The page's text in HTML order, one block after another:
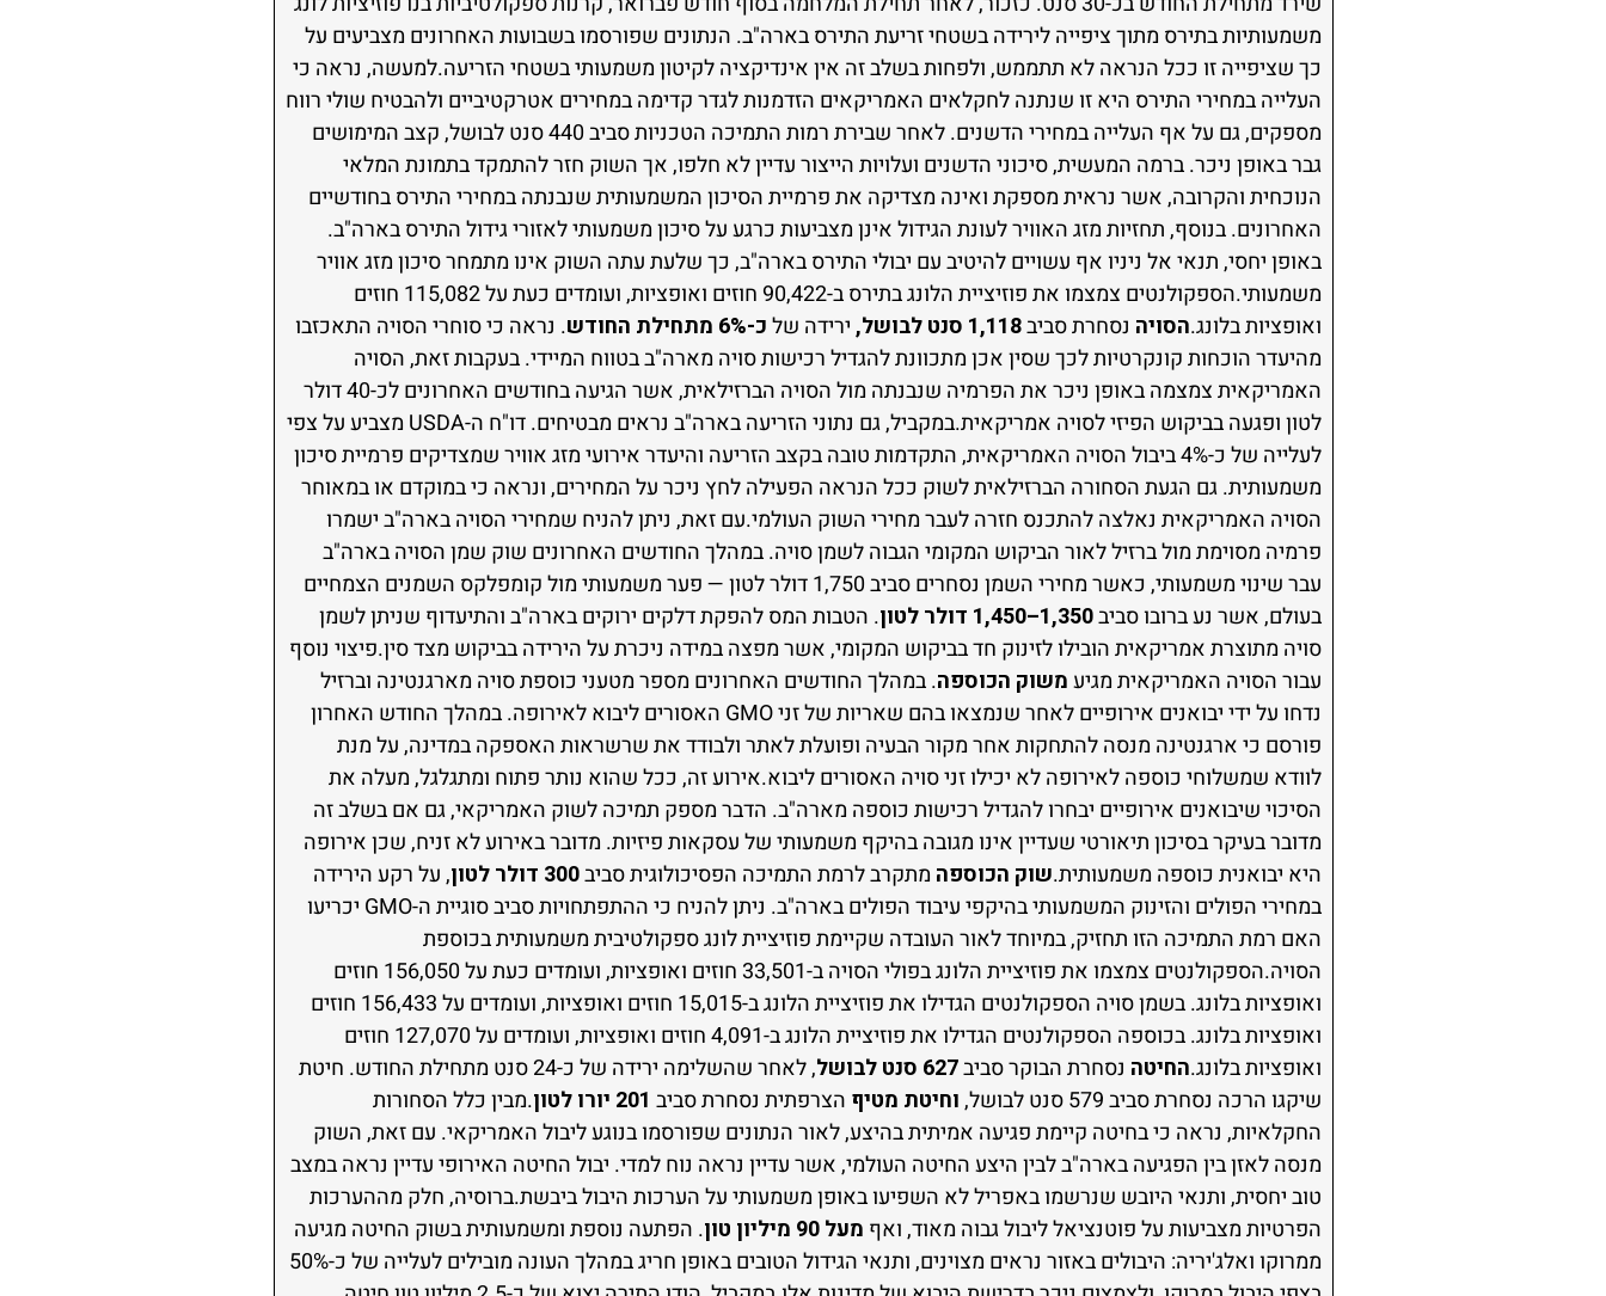
משמעותיות בתירס מתוך ציפייה לירידה בשטחי זריעת התירס בארה"ב. הנתונים שפורסמו בשבועות האחרונים מצביעים על
כך שציפייה זו ככל הנראה לא תתממש, ולפחות בשלב זה אין אינדיקציה לקיטון משמעותי בשטחי הזריעה.למעשה, נראה כי
העלייה במחירי התירס היא זו שנתנה לחקלאים האמריקאים הזדמנות לגדר קדימה במחירים אטרקטיביים ולהבטיח שולי רווח
מספקים, גם על אף העלייה במחירי הדשנים. לאחר שבירת רמות התמיכה הטכניות סביב 440 סנט לבושל, קצב המימושים
גבר באופן ניכר. ברמה המעשית, סיכוני הדשנים ועלויות הייצור עדיין לא חלפו, אך השוק חזר להתמקד בתמונת המלאי
הנוכחית והקרובה, אשר נראית מספקת ואינה מצדיקה את פרמיית הסיכון המשמעותית שנבנתה במחירי התירס בחודשיים
האחרונים. בנוסף, תחזיות מזג האוויר לעונת הגידול אינן מצביעות כרגע על סיכון משמעותי לאזורי גידול התירס בארה"ב.
באופן יחסי, תנאי אל ניניו אף עשויים להיטיב עם יבולי התירס בארה"ב, כך שלעת עתה השוק אינו מתמחר סיכון מזג אוויר
משמעותי.הספקולנטים צמצמו את פוזיציית הלונג בתירס ב-90,422 חוזים ואופציות, ועומדים כעת על 115,082 חוזים
ואופציות בלונג.הסויה נסחרת סביב1,118 סנט לבושל, ירידה שלכ-6% מתחילת החודש
. נראה כי סוחרי הסויה התאכזבו
מהיעדר הוכחות קונקרטיות לכך שסין אכן מתכוונת להגדיל רכישות סויה מארה"ב בטווח המיידי. בעקבות זאת, הסויה
האמריקאית צמצמה באופן ניכר את הפרמיה שנבנתה מול הסויה הברזילאית, אשר הגיעה בחודשים האחרונים לכ-40 דולר
לטון ופגעה בביקוש הפיזי לסויה אמריקאית.במקביל, גם נתוני הזריעה בארה"ב נראים מבטיחים. דו"ח ה-USDA מצביע על צפי
לעלייה של כ-4% ביבול הסויה האמריקאית, התקדמות טובה בקצב הזריעה והיעדר אירועי מזג אוויר שמצדיקים פרמיית סיכון
משמעותית. גם הגעת הסחורה הברזילאית לשוק ככל הנראה הפעילה לחץ ניכר על המחירים, ונראה כי במוקדם או במאוחר
הסויה האמריקאית נאלצה להתכנס חזרה לעבר מחירי השוק העולמי.עם זאת, ניתן להניח שמחירי הסויה בארה"ב ישמרו
פרמיה מסוימת מול ברזיל לאור הביקוש המקומי הגבוה לשמן סויה. במהלך החודשים האחרונים שוק שמן הסויה בארה"ב
עבר שינוי משמעותי, כאשר מחירי השמן נסחרים סביב 1,750 דולר לטון — פער משמעותי מול קומפלקס השמנים הצמחיים
בעולם, אשר נע ברובו סביב1,350–1,450 דולר לטון
. הטבות המס להפקת דלקים ירוקים בארה"ב והתיעדוף שניתן לשמן
סויה מתוצרת אמריקאית הובילו לזינוק חד בביקוש המקומי, אשר מפצה במידה ניכרת על הירידה בביקוש מצד סין.פיצוי נוסף
עבור הסויה האמריקאית מגיעמשוק הכוספה. במהלך החודשים האחרונים מספר מטעני כוספת סויה מארגנטינה וברזיל
נדחו על ידי יבואנים אירופיים לאחר שנמצאו בהם שאריות של זני GMO האסורים ליבוא לאירופה. במהלך החודש האחרון
פורסם כי ארגנטינה מנסה להתחקות אחר מקור הבעיה ופועלת לאתר ולבודד את שרשראות האספקה במדינה, על מנת
לוודא שמשלוחי כוספה לאירופה לא יכילו זני סויה האסורים ליבוא.אירוע זה, ככל שהוא נותר פתוח ומתגלגל, מעלה את
הסיכוי שיבואנים אירופיים יבחרו להגדיל רכישות כוספה מארה"ב. הדבר מספק תמיכה לשוק האמריקאי, גם אם בשלב זה
מדובר בעיקר בסיכון תיאורטי שעדיין אינו מגובה בהיקף משמעותי של עסקאות פיזיות. מדובר באירוע לא זניח, שכן אירופה
היא יבואנית כוספה משמעותית.שוק הכוספה מתקרב לרמת התמיכה הפסיכולוגית סביב300 דולר לטון
, על רקע הירידה
במחירי הפולים והזינוק המשמעותי בהיקפי עיבוד הפולים בארה"ב. ניתן להניח כי ההתפתחויות סביב סוגיית ה-GMO יכריעו
האם רמת התמיכה הזו תחזיק, במיוחד לאור העובדה שקיימת פוזיציית לונג ספקולטיבית משמעותית בכוספת
הסויה.הספקולנטים צמצמו את פוזיציית הלונג בפולי הסויה ב-33,501 חוזים ואופציות, ועומדים כעת על 156,050 חוזים
ואופציות בלונג. בשמן סויה הספקולנטים הגדילו את פוזיציית הלונג ב-15,015 חוזים ואופציות, ועומדים על 156,433 חוזים
ואופציות בלונג. בכוספה הספקולנטים הגדילו את פוזיציית הלונג ב-4,091 חוזים ואופציות, ועומדים על 127,070 חוזים
ואופציות בלונג.החיטה נסחרת הבוקר סביב627 סנט לבושל
, לאחר שהשלימה ירידה של כ-24 סנט מתחילת החודש. חיטת
שיקגו הרכה נסחרת סביב 579 סנט לבושל,
וחיטת מטיף הצרפתית נסחרת סביב 201 יורו לטון
.מבין כלל הסחורות
החקלאיות, נראה כי בחיטה קיימת פגיעה אמיתית בהיצע, לאור הנתונים שפורסמו בנוגע ליבול האמריקאי. עם זאת, השוק
מנסה לאזן בין הפגיעה בארה"ב לבין היצע החיטה העולמי, אשר עדיין נראה נוח למדי. יבול החיטה האירופי עדיין נראה במצב
טוב יחסית, ותנאי היובש שנרשמו באפריל לא השפיעו באופן משמעותי על הערכות היבול ביבשת.ברוסיה, חלק מההערכות
הפרטיות מצביעות על פוטנציאל ליבול גבוה מאוד, ואף מעל 90 מיליון טון
. הפתעה נוספת ומשמעותית בשוק החיטה מגיעה
ממרוקו ואלג'יריה: היבולים באזור נראים מצוינים, ותנאי הגידול הטובים באופן חריג במהלך העונה מובילים לעלייה של כ-50%